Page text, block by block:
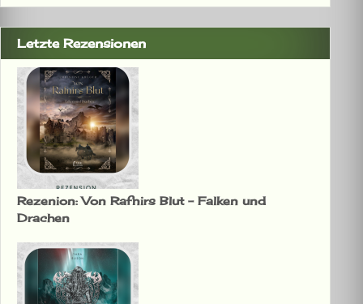
Letzte Rezensionen
Rezenion: Von Rafnirs Blut – Falken und
Drachen